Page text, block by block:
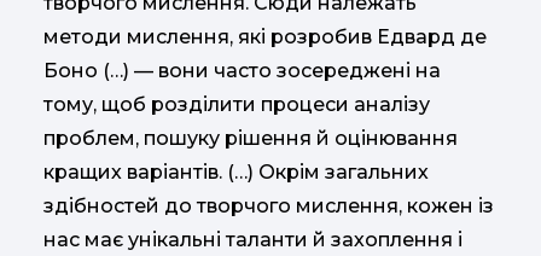
методи мислення, які розробив Едвард де
Боно (…) — вони часто зосереджені на
тому, щоб розділити процеси аналізу
проблем, пошуку рішення й оцінювання
кращих варіантів. (…) Окрім загальних
здібностей до творчого мислення, кожен із
нас має унікальні таланти й захоплення і